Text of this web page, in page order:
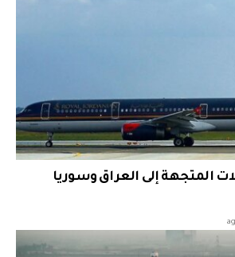
المتجهة إلى العراق وسوريا